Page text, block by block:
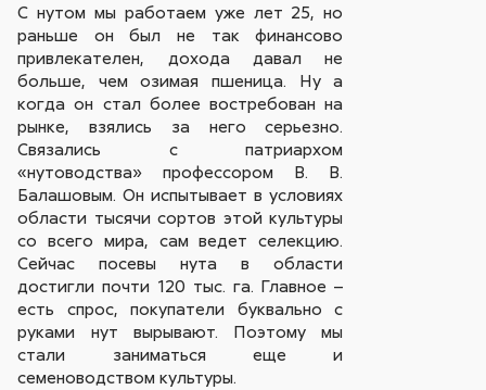
С нутом мы работаем уже лет 25, но
раньше он был не так финансово
привлекателен, дохода давал не
больше, чем озимая пшеница. Ну а
когда он стал более востребован на
рынке, взялись за него серьезно.
Связались с патриархом
«нутоводства» профессором В. В.
Балашовым. Он испытывает в условиях
области тысячи сортов этой культуры
со всего мира, сам ведет селекцию.
Сейчас посевы нута в области
достигли почти 120 тыс. га. Главное –
есть спрос, покупатели буквально с
руками нут вырывают. Поэтому мы
стали заниматься еще и
семеноводством культуры.